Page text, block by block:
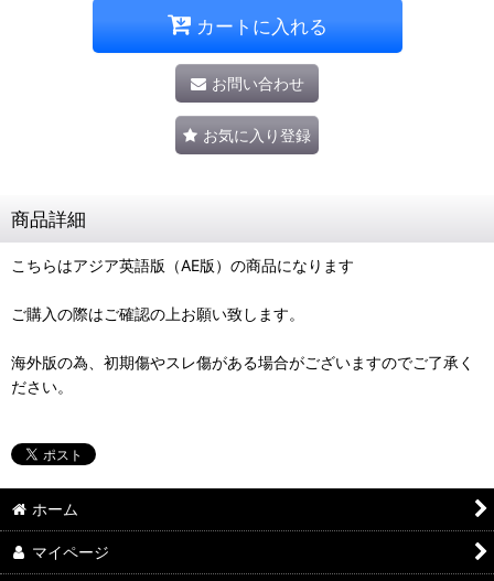
カートに入れる
お問い合わせ
お気に入り登録
商品詳細
こちらはアジア英語版（AE版）の商品になります
ご購入の際はご確認の上お願い致します。
海外版の為、初期傷やスレ傷がある場合がございますのでご了承く
ださい。
ホーム
マイページ